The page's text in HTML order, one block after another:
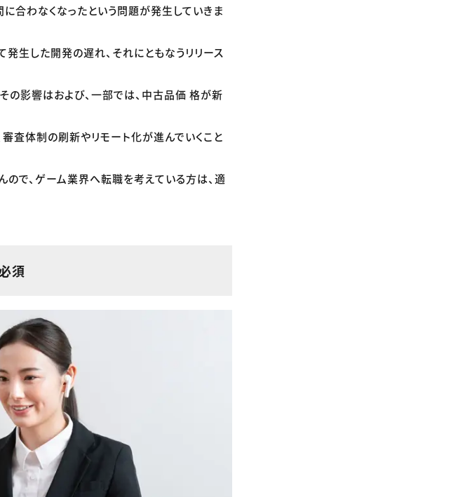
合わなくなったという問題が発生していきま
生した開発の遅れ、それにともなうリリース
の影響はおよび、一部では、中古品価 格が新
査体制の刷新やリモート化が進んでいくこと
で、ゲーム業界へ転職を考えている方は、適
須